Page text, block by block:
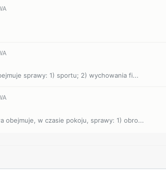
sprawy: 1) sportu; 2) wychowania fi...
obejmuje, w czasie pokoju, sprawy: 1) obro...